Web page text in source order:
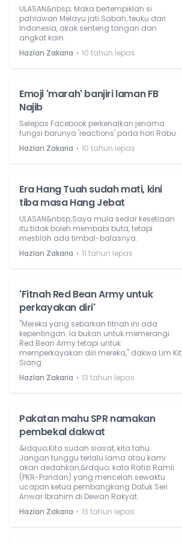
ULASAN&nbsp; Maka bertempiklah si
pahlawan Melayu jati Sabah, teuku dari
Indonesia, akak senteng tangan dan
angkat kain.
Hazlan Zakaria ⋅ 10 tahun lepas
Emoji 'marah' banjiri laman FB
Najib
Selepas Facebook perkenalkan jenama
fungsi barunya 'reactions' pada hari Rabu.
Hazlan Zakaria ⋅ 10 tahun lepas
Era Hang Tuah sudah mati, kini
tiba masa Hang Jebat
ULASAN&nbsp;Saya mula sedar kesetiaan
itu tidak boleh membabi buta, tetapi
mestilah ada timbal-balasnya.
Hazlan Zakaria ⋅ 11 tahun lepas
'Fitnah Red Bean Army untuk
perkayakan diri'
"Mereka yang sebarkan fitnah ini ada
kepentingan. Ia bukan untuk memerangi
Red Bean Army tetapi untuk
memperkayakan diri mereka," dakwa Lim Kit
Siang.
Hazlan Zakaria ⋅ 13 tahun lepas
Pakatan mahu SPR namakan
pembekal dakwat
&ldquo;Kita sudah siasat, kita tahu.
Jangan tunggu terlalu lama atau kami
akan dedahkan,&rdquo; kata Rafizi Ramli
(PKR-Pandan) yang mencelah sewaktu
ucapan ketua pembangkang Datuk Seri
Anwar Ibrahim di Dewan Rakyat.
Hazlan Zakaria ⋅ 13 tahun lepas